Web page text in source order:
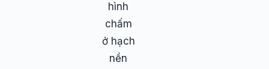
hình
chấm
ở hạch
nền